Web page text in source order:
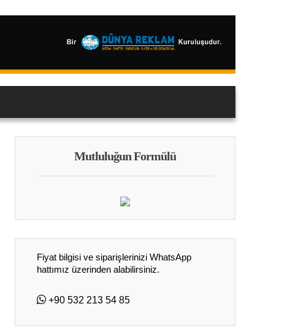
Mutluluğun Formülü
Fiyat bilgisi ve siparişlerinizi WhatsApp
hattımız üzerinden alabilirsiniz.
+90 532 213 54 85